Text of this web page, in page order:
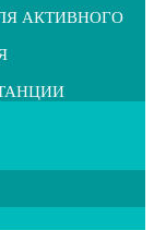
АКТИВНОГО